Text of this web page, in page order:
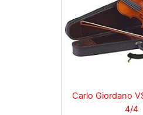
Carlo Giordano
4/4